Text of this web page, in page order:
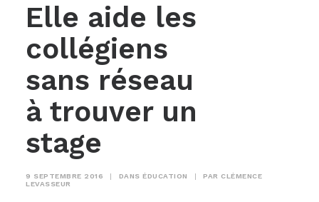
Elle aide les
collégiens
sans réseau
à trouver un
stage
9 SEPTEMBRE 2016 | DANS ÉDUCATION | PAR CLÉMENCE
LEVASSEUR